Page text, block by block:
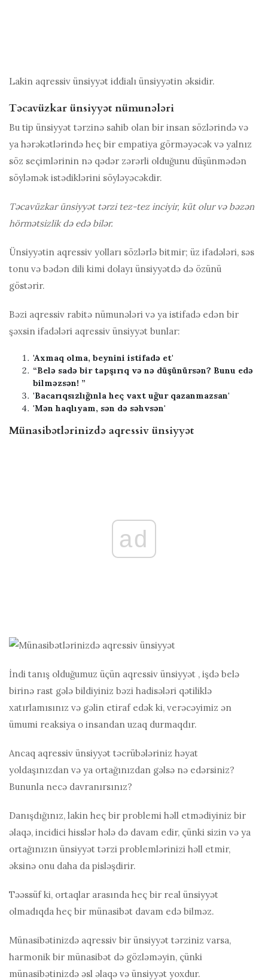
Lakin aqressiv ünsiyyət iddialı ünsiyyətin əksidir.
Təcavüzkar ünsiyyət nümunələri
Bu tip ünsiyyət tərzinə sahib olan bir insan sözlərində və
ya hərəkətlərində heç bir empatiya görməyəcək və yalnız
söz seçimlərinin nə qədər zərərli olduğunu düşünmədən
söyləmək istədiklərini söyləyəcəkdir.
Təcavüzkar ünsiyyət tərzi tez-tez inciyir, küt olur və bəzən
hörmətsizlik də edə bilər.
Ünsiyyətin aqressiv yolları sözlərlə bitmir; üz ifadələri, səs
tonu və bədən dili kimi dolayı ünsiyyətdə də özünü
göstərir.
Bəzi aqressiv rabitə nümunələri və ya istifadə edən bir
şəxsin ifadələri aqressiv ünsiyyət bunlar:
'Axmaq olma, beynini istifadə et'
“Belə sadə bir tapşırıq və nə düşünürsən? Bunu edə
bilməzsən! ”
'Bacarıqsızlığınla heç vaxt uğur qazanmazsan'
'Mən haqlıyam, sən də səhvsən'
Münasibətlərinizdə aqressiv ünsiyyət
ad
İndi tanış olduğumuz üçün aqressiv ünsiyyət , işdə belə
birinə rast gələ bildiyiniz bəzi hadisələri qətiliklə
xatırlamısınız və gəlin etiraf edək ki, verəcəyimiz ən
ümumi reaksiya o insandan uzaq durmaqdır.
Ancaq aqressiv ünsiyyət təcrübələriniz həyat
yoldaşınızdan və ya ortağınızdan gəlsə nə edərsiniz?
Bununla necə davranırsınız?
Danışdığınız, lakin heç bir problemi həll etmədiyiniz bir
əlaqə, incidici hisslər hələ də davam edir, çünki sizin və ya
ortağınızın ünsiyyət tərzi problemlərinizi həll etmir,
əksinə onu daha da pisləşdirir.
Təəssüf ki, ortaqlar arasında heç bir real ünsiyyət
olmadıqda heç bir münasibət davam edə bilməz.
Münasibətinizdə aqressiv bir ünsiyyət tərziniz varsa,
harmonik bir münasibət də gözləməyin, çünki
münasibətinizdə əsl əlaqə və ünsiyyət yoxdur.